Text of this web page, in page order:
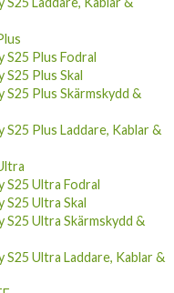
S25 Plus Fodral
S25 Plus Skal
S25 Plus Skärmskydd &
S25 Plus Laddare, Kablar &
S25 Ultra Fodral
S25 Ultra Skal
S25 Ultra Skärmskydd &
S25 Ultra Laddare, Kablar &